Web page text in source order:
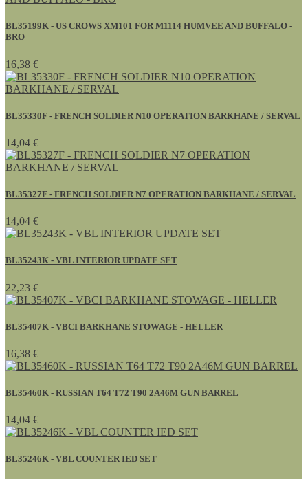
BL35199K - US CROWS XM101 FOR M1114 HUMVEE AND BUFFALO -
BRO
16,38 €
BL35330F - FRENCH SOLDIER N10 OPERATION BARKHANE / SERVAL
14,04 €
BL35327F - FRENCH SOLDIER N7 OPERATION BARKHANE / SERVAL
14,04 €
BL35243K - VBL INTERIOR UPDATE SET
22,23 €
BL35407K - VBCI BARKHANE STOWAGE - HELLER
16,38 €
BL35460K - RUSSIAN T64 T72 T90 2A46M GUN BARREL
14,04 €
BL35246K - VBL COUNTER IED SET